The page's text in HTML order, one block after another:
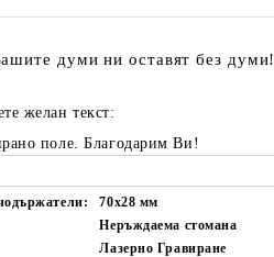
думи ни оставят без думи!
желан текст:
поле. Благодарим Ви!
70x28 мм
Неръждаема стомана
Лазерно Гравиране